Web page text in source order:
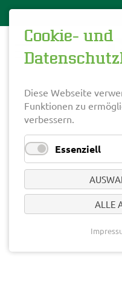
Cookie- und
Diese Webseite
Funktionen zu
verbessern.
Essenziell
ALLE